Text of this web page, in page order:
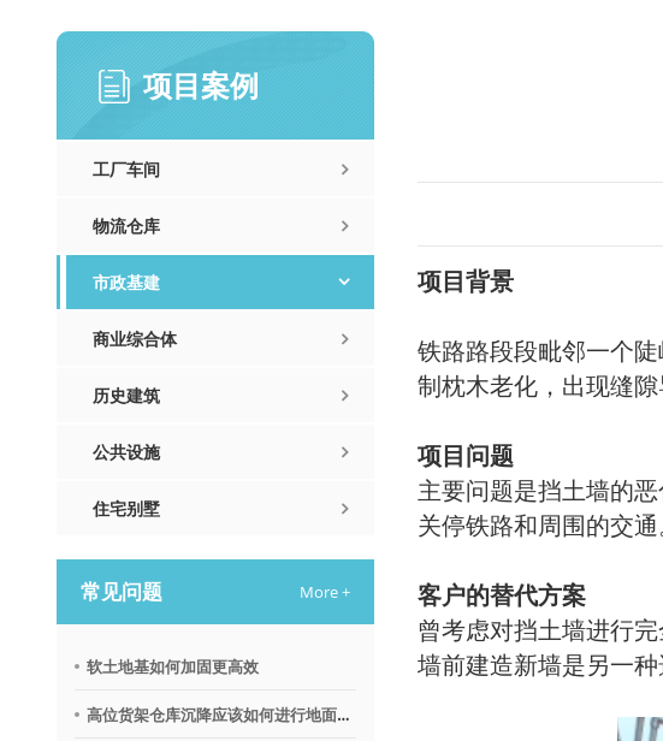
项目案例
工厂车间
物流仓库
市政基建
商业综合体
历史建筑
公共设施
住宅别墅
常见问题 More +
软土地基如何加固更高效
高位货架仓库沉降应该如何进行地面调平？
项目背景
铁路路段段毗邻一个
制枕木老化，出现缝
项目问题
主要问题是挡土墙的
关停铁路和周围的交通
客户的替代方案
曾考虑对挡土墙进行
墙前建造新墙是另一